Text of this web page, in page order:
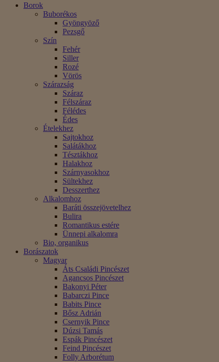
Borok
Buborékos
Gyöngyöző
Pezsgő
Szín
Fehér
Siller
Rozé
Vörös
Szárazság
Száraz
Félszáraz
Félédes
Édes
Ételekhez
Sajtokhoz
Salátákhoz
Tésztákhoz
Halakhoz
Szárnyasokhoz
Sültekhez
Desszerthez
Alkalomhoz
Baráti összejövetelhez
Bulira
Romantikus estére
Ünnepi alkalomra
Bio, organikus
Borászatok
Magyar
Áts Családi Pincészet
Agancsos Pincészet
Bakonyi Péter
Babarczi Pince
Babits Pince
Bősz Adrián
Csernyik Pince
Dúzsi Tamás
Espák Pincészet
Feind Pincészet
Folly Arborétum